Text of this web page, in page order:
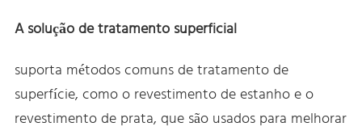
A solução de tratamento superficial
suporta métodos comuns de tratamento de
superfície, como o revestimento de estanho e o
revestimento de prata, que são usados para melhorar